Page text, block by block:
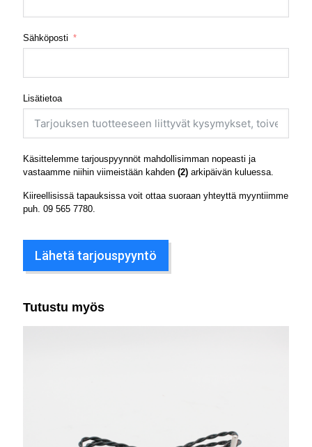
Sähköposti
Lisätietoa
Käsittelemme tarjouspyynnöt mahdollisimman nopeasti ja
vastaamme niihin viimeistään kahden (2) arkipäivän kuluessa.
Kiireellisissä tapauksissa voit ottaa suoraan yhteyttä myyntiimme
puh. 09 565 7780
Lähetä tarjouspyyntö
Tutustu myös